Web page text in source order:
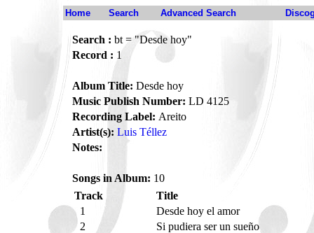
Home Search Advanced Search
Search : bt = "Desde hoy"
Record : 1
Album Title: Desde hoy
Music Publish Number: LD 4125
Recording Label: Areito
Artist(s): Luis Téllez
Notes:
Songs in Album: 10
Track
Title
1
Desde hoy el amor
2
Si pudiera ser un sueño